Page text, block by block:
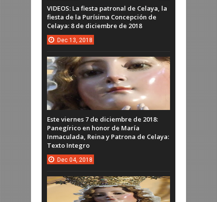
VIDEOS: La fiesta patronal de Celaya, la
fiesta de la Purísima Concepción de
Celaya: 8 de diciembre de 2018
Dec 13, 2018
Este viernes 7 de diciembre de 2018:
Panegírico en honor de María
Inmaculada, Reina y Patrona de Celaya:
Texto Integro
Dec 04, 2018